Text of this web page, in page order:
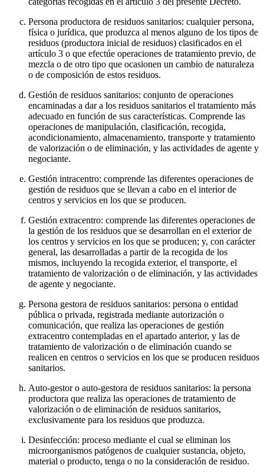
Persona productora de residuos sanitarios: cualquier persona,
física o jurídica, que produzca al menos alguno de los tipos de
residuos (productora inicial de residuos) clasificados en el
artículo 3 o que efectúe operaciones de tratamiento previo, de
mezcla o de otro tipo que ocasionen un cambio de naturaleza
o de composición de estos residuos.
Gestión de residuos sanitarios: conjunto de operaciones
encaminadas a dar a los residuos sanitarios el tratamiento más
adecuado en función de sus características. Comprende las
operaciones de manipulación, clasificación, recogida,
acondicionamiento, almacenamiento, transporte y tratamiento
de valorización o de eliminación, y las actividades de agente y
negociante.
Gestión intracentro: comprende las diferentes operaciones de
gestión de residuos que se llevan a cabo en el interior de
centros y servicios en los que se producen.
Gestión extracentro: comprende las diferentes operaciones de
la gestión de los residuos que se desarrollan en el exterior de
los centros y servicios en los que se producen; y, con carácter
general, las desarrolladas a partir de la recogida de los
mismos, incluyendo la recogida exterior, el transporte, el
tratamiento de valorización o de eliminación, y las actividades
de agente y negociante.
Persona gestora de residuos sanitarios: persona o entidad
pública o privada, registrada mediante autorización o
comunicación, que realiza las operaciones de gestión
extracentro contempladas en el apartado anterior, y las de
tratamiento de valorización o de eliminación cuando se
realicen en centros o servicios en los que se producen residuos
sanitarios.
Auto-gestor o auto-gestora de residuos sanitarios: la persona
productora que realiza las operaciones de tratamiento de
valorización o de eliminación de residuos sanitarios,
exclusivamente para los residuos que produzca.
Desinfección: proceso mediante el cual se eliminan los
microorganismos patógenos de cualquier sustancia, objeto,
material o producto, tenga o no la consideración de residuo.